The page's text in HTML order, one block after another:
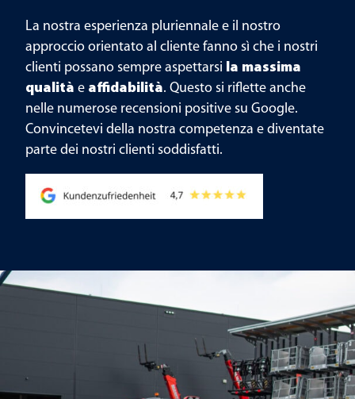
La nostra esperienza pluriennale e il nostro
approccio orientato al cliente fanno sì che i nostri
clienti possano sempre aspettarsi la massima
qualità e affidabilità. Questo si riflette anche
nelle numerose recensioni positive su Google.
Convincetevi della nostra competenza e diventate
parte dei nostri clienti soddisfatti.